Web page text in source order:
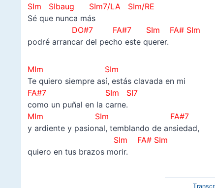
SIm SIbaug SIm7/LA SIm/RE
Sé que nunca más
DO#7 FA#7 SIm FA# SIm
podré arrancar del pecho este querer.
MIm SIm
Te quiero siempre así, estás clavada en mi
FA#7 SIm SI7
como un puñal en la carne.
MIm SIm FA#7
y ardiente y pasional, temblando de ansiedad,
SIm FA# SIm
quiero en tus brazos morir.